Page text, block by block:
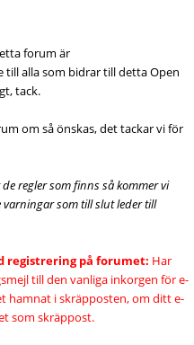
forum är
till alla som bidrar till detta Open
tack.
om så önskas, det tackar vi för
regler som finns så kommer vi
som till slut leder till
registrering på forumet: Har
till den vanliga inkorgen för e-
hamnat i skräpposten, om ditt e-
som skräppost.